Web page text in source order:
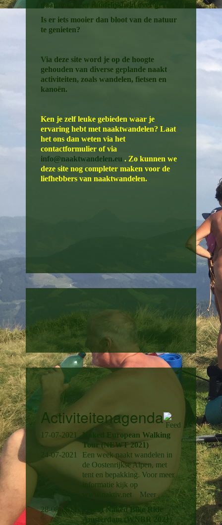
daar ook meer duidelijkheid over geven.
Is er iets mooier dan bloot van de natuur
te genieten?
Via deze site word je op de hoogte
gehouden van diverse geplande naakt
activiteiten, zoals wandelen, fietsen en
kanoën.
Ken je zelf leuke gebieden waar je
ervaring hebt met naaktwandelen? Laat
het ons dan weten via het
contactformulier of via
info@naaktwandelen.eu . Zo kunnen we
deze site nog completer maken voor de
liefhebbers van naaktwandelen.
Activiteitenagenda
17-07-2021
-
24-07-2021
Naked European Walking
Tour (NEWT 2021)
Een week naakt wandelen in
de Oostenrijkse Alpen, met
tent en bepakking. Voor meer
informatie kijk op
www.naktiv.net Meer
28-08-2021
World Naked Bike Ride
Amsterdam (WNBR 2021)